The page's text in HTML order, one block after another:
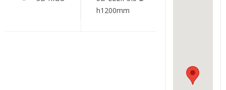
h1200mm